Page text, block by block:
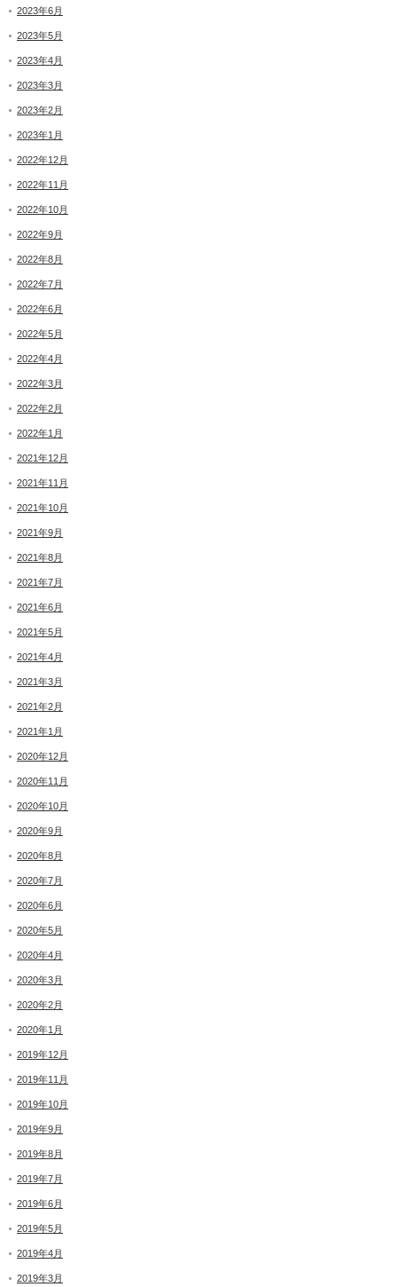
2023年6月
2023年5月
2023年4月
2023年3月
2023年2月
2023年1月
2022年12月
2022年11月
2022年10月
2022年9月
2022年8月
2022年7月
2022年6月
2022年5月
2022年4月
2022年3月
2022年2月
2022年1月
2021年12月
2021年11月
2021年10月
2021年9月
2021年8月
2021年7月
2021年6月
2021年5月
2021年4月
2021年3月
2021年2月
2021年1月
2020年12月
2020年11月
2020年10月
2020年9月
2020年8月
2020年7月
2020年6月
2020年5月
2020年4月
2020年3月
2020年2月
2020年1月
2019年12月
2019年11月
2019年10月
2019年9月
2019年8月
2019年7月
2019年6月
2019年5月
2019年4月
2019年3月